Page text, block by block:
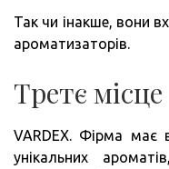
Так чи інакше, вони
ароматизаторів.
Третє місце
VARDEX. Фірма має
унікальних